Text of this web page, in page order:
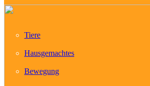
Tiere
Hausgemachtes
Bewegung